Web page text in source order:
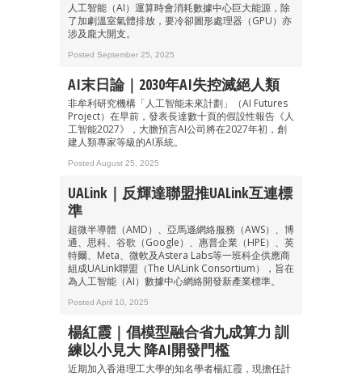
人工智能（AI）運算時會消耗數據中心巨大能源，除
了加劇溫室氣體排放，要冷卻圖形處理器（GPU）亦
涉及龐大開支。
Posted September 25, 2025
AI末日論｜2030年AI失控滅絕人類
非牟利研究機構「人工智能未來計劃」（AI Futures
Project）在早前，發表長達數十頁的假設性報告《人
工智能2027》，大膽預言AI公司將在2027年初，創
建人類專家等級的AI系統。
Posted August 25, 2025
UALink｜反輝達聯盟推UALink互連標
準
超微半導體（AMD）、亞馬遜網絡服務（AWS）、博
通、思科、谷歌（Google）、惠普企業（HPE）、英
特爾、Meta、微軟及Astera Labs等一班科企供應商
組成UALink聯盟（The UALink Consortium），旨在
為人工智能（AI）數據中心網絡開發新產業標準。
Posted April 10, 2025
楊紅霞｜倡模型融合省九成算力 訓
練以小見大 降AI開發門檻
近期加入香港理工大學的知名學者楊紅霞，現擔任計